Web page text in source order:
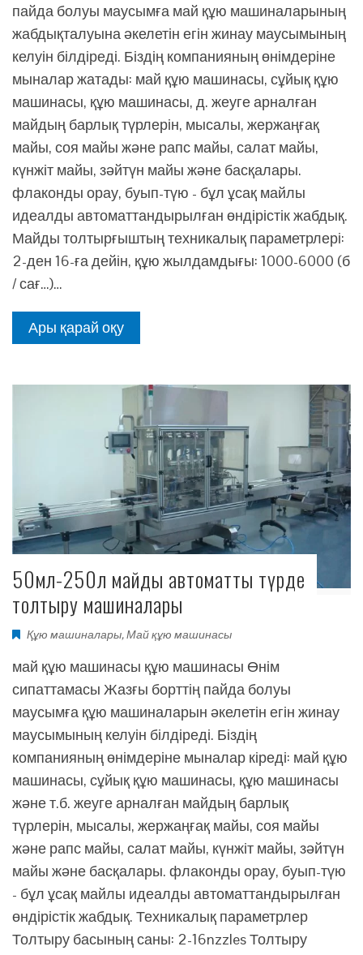
пайда болуы маусымға май құю машиналарының
жабдықталуына әкелетін егін жинау маусымының
келуін білдіреді. Біздің компанияның өнімдеріне
мыналар жатады: май құю машинасы, сұйық құю
машинасы, құю машинасы, д. жеуге арналған
майдың барлық түрлерін, мысалы, жержаңғақ
майы, соя майы және рапс майы, салат майы,
күнжіт майы, зәйтүн майы және басқалары.
флаконды орау, буып-түю - бұл ұсақ майлы
идеалды автоматтандырылған өндірістік жабдық.
Майды толтырғыштың техникалық параметрлері:
2-ден 16-ға дейін, құю жылдамдығы: 1000-6000 (б
/ сағ…)…
Ары қарай оқу
50мл-250л майды автоматты түрде
толтыру машиналары
Құю машиналары,Май құю машинасы
май құю машинасы құю машинасы Өнім
сипаттамасы Жазғы борттің пайда болуы
маусымға құю машиналарын әкелетін егін жинау
маусымының келуін білдіреді. Біздің
компанияның өнімдеріне мыналар кіреді: май құю
машинасы, сұйық құю машинасы, құю машинасы
және т.б. жеуге арналған майдың барлық
түрлерін, мысалы, жержаңғақ майы, соя майы
және рапс майы, салат майы, күнжіт майы, зәйтүн
майы және басқалары. флаконды орау, буып-түю
- бұл ұсақ майлы идеалды автоматтандырылған
өндірістік жабдық. Техникалық параметрлер
Толтыру басының саны: 2-16nzzles Толтыру